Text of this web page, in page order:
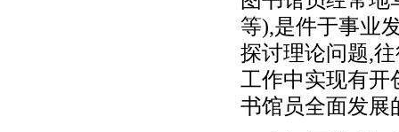
等),是件于事业
探讨理论问题,
工作中实现有开
书馆员全面发展